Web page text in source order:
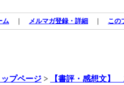
ム ｜ メルマガ登録・詳細 ｜ この
ップページ > 【書評・感想文】